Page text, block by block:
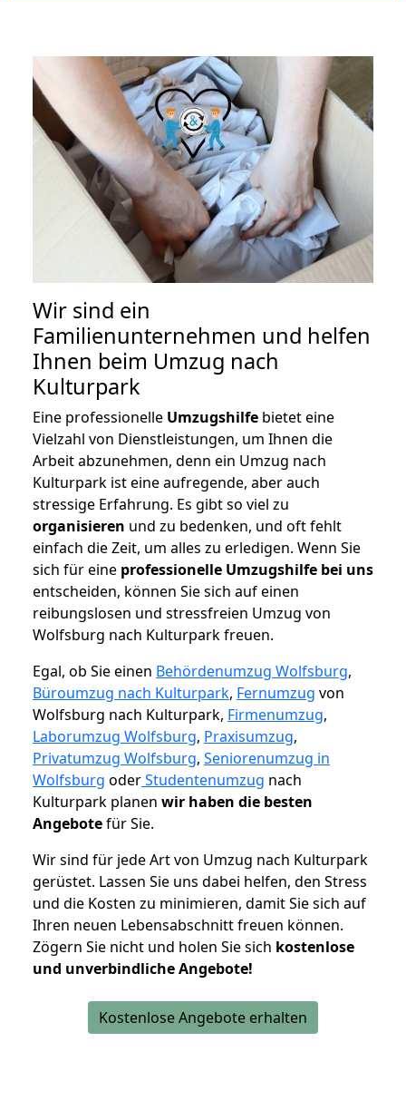
Wir sind ein
Familienunternehmen und helfen
Ihnen beim Umzug nach
Kulturpark
Eine professionelle Umzugshilfe bietet eine
Vielzahl von Dienstleistungen, um Ihnen die
Arbeit abzunehmen, denn ein Umzug nach
Kulturpark ist eine aufregende, aber auch
stressige Erfahrung. Es gibt so viel zu
organisieren und zu bedenken, und oft fehlt
einfach die Zeit, um alles zu erledigen. Wenn Sie
sich für eine professionelle Umzugshilfe bei uns
entscheiden, können Sie sich auf einen
reibungslosen und stressfreien Umzug von
Wolfsburg nach Kulturpark freuen.
Egal, ob Sie einen Behördenumzug Wolfsburg,
Büroumzug nach Kulturpark, Fernumzug von
Wolfsburg nach Kulturpark, Firmenumzug,
Laborumzug Wolfsburg, Praxisumzug,
Privatumzug Wolfsburg, Seniorenumzug in
Wolfsburg oderStudentenumzug nach
Kulturpark planen wir haben die besten
Angebotefür Sie.
Wir sind für jede Art von Umzug nach Kulturpark
gerüstet. Lassen Sie uns dabei helfen, den Stress
und die Kosten zu minimieren, damit Sie sich auf
Ihren neuen Lebensabschnitt freuen können.
Zögern Sie nicht und holen Sie sich kostenlose
und unverbindliche Angebote!
Kostenlose Angebote erhalten